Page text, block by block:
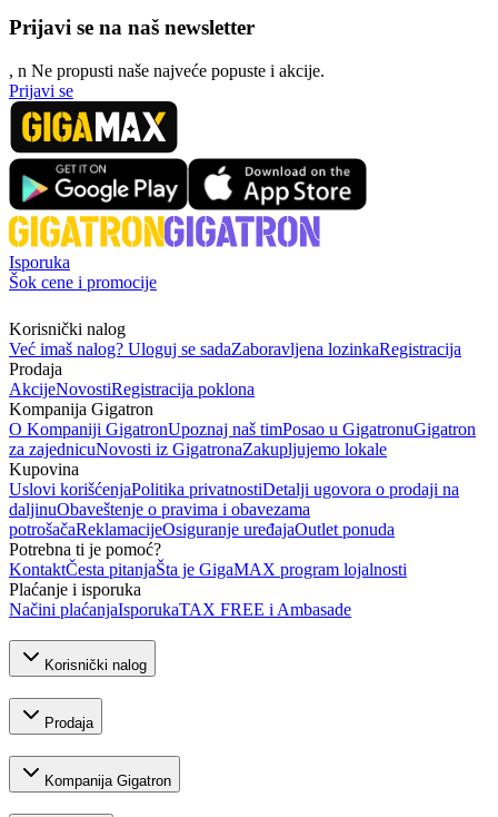
Prijavi se na naš newsletter
, n Ne propusti naše najveće popuste i akcije.
Prijavi se
Isporuka
Šok cene i promocije
Korisnički nalog
Već imaš nalog? Uloguj se sadaZaboravljena lozinkaRegistracija
Prodaja
AkcijeNovostiRegistracija poklona
Kompanija Gigatron
O Kompaniji GigatronUpoznaj naš timPosao u GigatronuGigatron
za zajednicuNovosti iz GigatronaZakupljujemo lokale
Kupovina
Uslovi korišćenjaPolitika privatnostiDetalji ugovora o prodaji na
daljinuObaveštenje o pravima i obavezama
potrošačaReklamacijeOsiguranje uređajaOutlet ponuda
Potrebna ti je pomoć?
KontaktČesta pitanjaŠta je GigaMAX program lojalnosti
Plaćanje i isporuka
Načini plaćanjaIsporukaTAX FREE i Ambasade
Korisnički nalog
Prodaja
Kompanija Gigatron